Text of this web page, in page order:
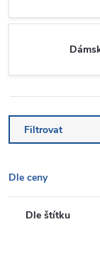
Filtrovat
Dle ceny
Dle štítku